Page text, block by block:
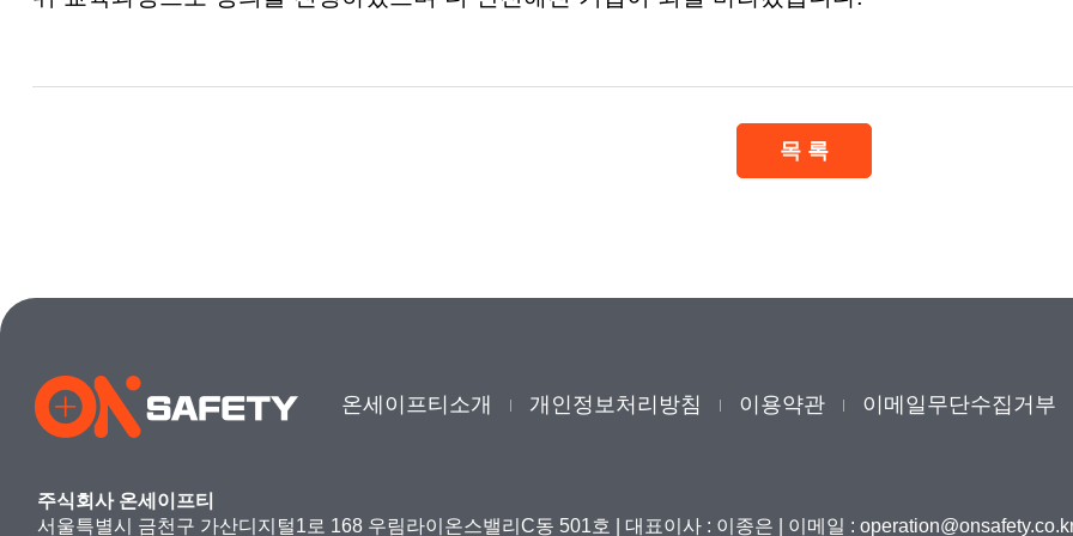
온세이프티소개 개인정보처리방침 이용약관 이메일무단수집거부
주식회사 온세이프티
서울특별시 금천구 가산디지털1로 168 우림라이온스밸리C동 501호
대표이사 : 이종은 이메일 :